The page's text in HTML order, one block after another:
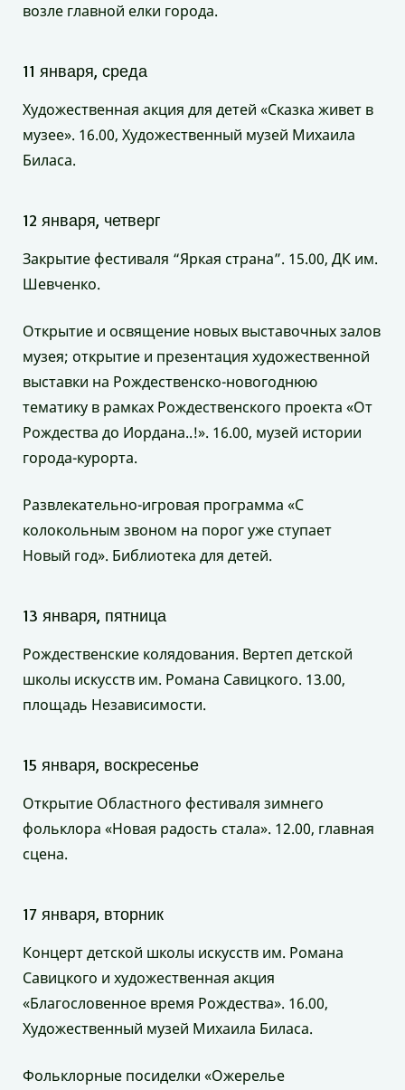
возле главной елки города.
11 января, среда
Художественная акция для детей «Сказка живет в
музее». 16.00, Художественный музей Михаила
Биласа.
12 января, четверг
Закрытие фестиваля “Яркая страна”. 15.00, ДК им.
Шевченко.
Открытие и освящение новых выставочных залов
музея; открытие и презентация художественной
выставки на Рождественско-новогоднюю
тематику в рамках Рождественского проекта «От
Рождества до Иордана..!». 16.00, музей истории
города-курорта.
Развлекательно-игровая программа «С
колокольным звоном на порог уже ступает
Новый год». Библиотека для детей.
13 января, пятница
Рождественские колядования. Вертеп детской
школы искусств им. Романа Савицкого. 13.00,
площадь Независимости.
15 января, воскресенье
Открытие Областного фестиваля зимнего
фольклора «Новая радость стала». 12.00, главная
сцена.
17 января, вторник
Концерт детской школы искусств им. Романа
Савицкого и художественная акция
«Благословенное время Рождества». 16.00,
Художественный музей Михаила Биласа.
Фольклорные посиделки «Ожерелье